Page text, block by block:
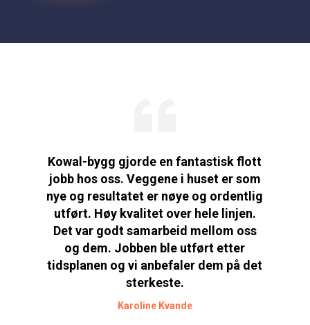
Kowal-bygg gjorde en fantastisk flott
jobb hos oss. Veggene i huset er som
nye og resultatet er nøye og ordentlig
utført. Høy kvalitet over hele linjen.
Det var godt samarbeid mellom oss
og dem. Jobben ble utført etter
tidsplanen og vi anbefaler dem på det
sterkeste.
Karoline Kvande